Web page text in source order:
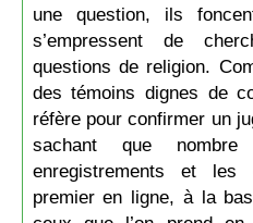
une question, ils
s’empressent de
questions de religion.
des témoins dignes de
réfère pour confirmer un
sachant que
enregistrements et les
premier en ligne, à la